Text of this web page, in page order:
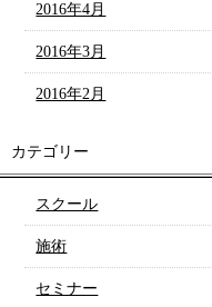
2016年4月
2016年3月
2016年2月
カテゴリー
スクール
施術
セミナー